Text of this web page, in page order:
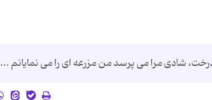
شادی مرا می پرسد من مزرعه ای را می نمایانم ...